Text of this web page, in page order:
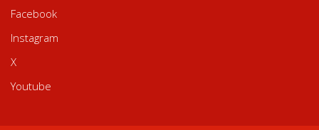
Facebook
Instagram
X
Youtube